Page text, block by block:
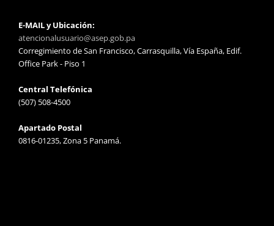
E-MAIL y Ubicación:
atencionalusuario@asep.gob.pa
Corregimiento de San Francisco, Carrasquilla, Vía España, Edif.
Office Park - Piso 1
Central Telefónica
(507) 508-4500
Apartado Postal
0816-01235, Zona 5 Panamá.